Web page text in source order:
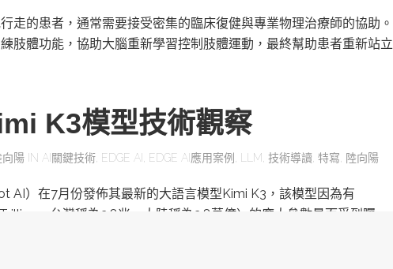
走的患者，通常需要接受密集的臨床復健與專業物理治療師的協助。
肢體功能，協助大腦重新學習控制肢體運動，最終幫助患者重新站立
K3模型技術觀察
向陽 IN AI關鍵技術 EDGE AI EDGE AI應用案例 LLM 技術導讀 特寫 陸向陽
AI）在7月份發佈其最新的大語言模型Kimi K3，該模型因為有
，台灣稱為2.8兆，大陸稱為2.8萬億）的龐大參數量而受到矚